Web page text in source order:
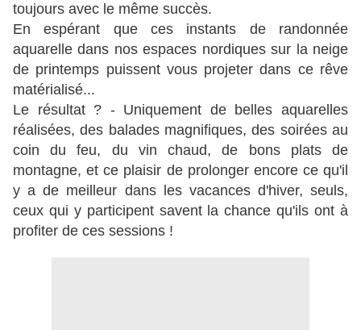
toujours avec le même succès.
En espérant que ces instants de randonnée
aquarelle dans nos espaces nordiques sur la neige
de printemps puissent vous projeter dans ce rêve
matérialisé...
Le résultat ? - Uniquement de belles aquarelles
réalisées, des balades magnifiques, des soirées au
coin du feu, du vin chaud, de bons plats de
montagne, et ce plaisir de prolonger encore ce qu'il
y a de meilleur dans les vacances d'hiver, seuls,
ceux qui y participent savent la chance qu'ils ont à
profiter de ces sessions !